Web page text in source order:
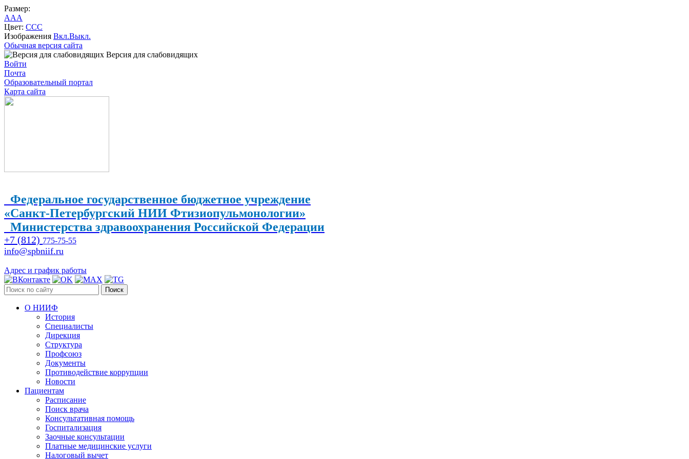
Размер:
AAA
Цвет: CCC
Изображения Вкл.Выкл.
Обычная версия сайта
Версия для слабовидящих
Войти
Почта
Образовательный портал
Карта сайта
Федеральное государственное бюджетное учреждение
«Санкт-Петербургский НИИ Фтизиопульмонологии»
Министерства здравоохранения Российской Федерации
+7 (812) 775-75-55
info@spbniif.ru
Адрес и график работы
Поиск
О НИИФ
История
Специалисты
Дирекция
Структура
Профсоюз
Документы
Противодействие коррупции
Новости
Пациентам
Расписание
Поиск врача
Консультативная помощь
Госпитализация
Заочные консультации
Платные медицинские услуги
Налоговый вычет